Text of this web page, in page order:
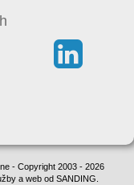
- Copyright 2003 - 2026
a web od SANDING.